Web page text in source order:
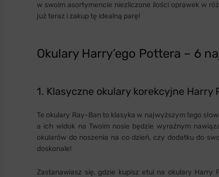
w swoim asortymencie niezliczone ilości oprawek w
już teraz i zakup tę idealną parę!
Okulary Harry’ego Pottera – 6
1. Klasyczne okulary korekcyjne Harry
Te okulary Ray-Ban to klasyka w najwyższym tego
a ich widok na Twoim nosie będzie wyraźnym
okularów do noszenia na co dzień, czy dodatku do
doskonale!
Zastanawiasz się, gdzie kupisz etui na okulary